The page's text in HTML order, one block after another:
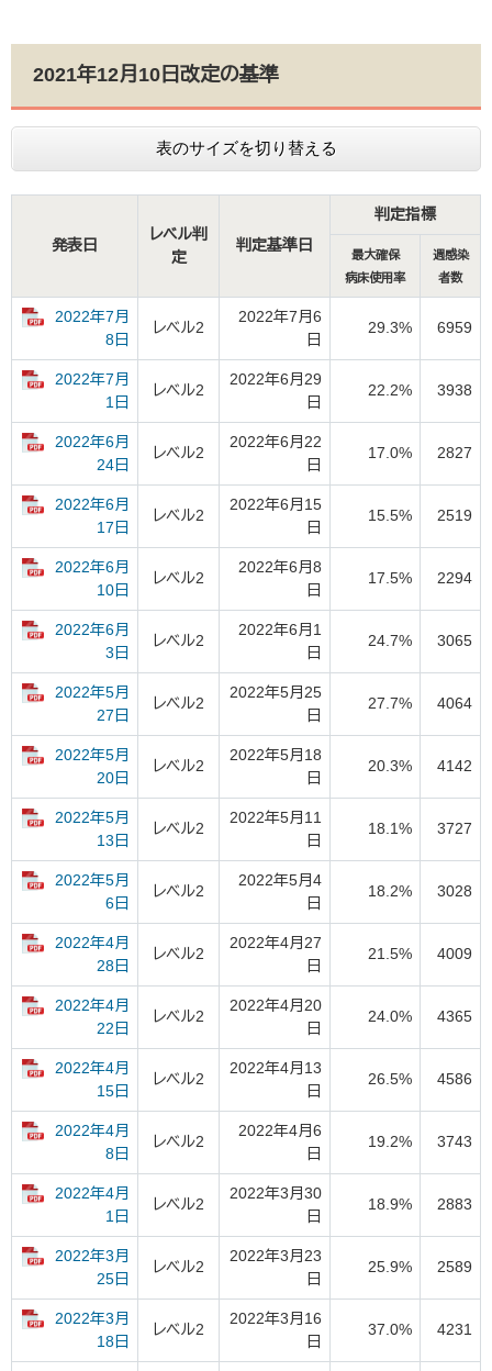
2021年12月10日改定の基準
表のサイズを切り替える
発表日
レベル判
定
判定基準日
判定指標
最大確保
病床使用率
週感染
者数
2022年7月
8日
レベル2
2022年7月6
日
29.3% 6959
2022年7月
1日
レベル2
2022年6月29
日
22.2% 3938
2022年6月
24日
レベル2
2022年6月22
日
17.0% 2827
2022年6月
17日
レベル2
2022年6月15
日
15.5% 2519
2022年6月
10日
レベル2
2022年6月8
日
17.5% 2294
2022年6月
3日
レベル2
2022年6月1
日
24.7% 3065
2022年5月
27日
レベル2
2022年5月25
日
27.7% 4064
2022年5月
20日
レベル2
2022年5月18
日
20.3% 4142
2022年5月
13日
レベル2
2022年5月11
日
18.1% 3727
2022年5月
6日
レベル2
2022年5月4
日
18.2% 3028
2022年4月
28日
レベル2
2022年4月27
日
21.5% 4009
2022年4月
22日
レベル2
2022年4月20
日
24.0% 4365
2022年4月
15日
レベル2
2022年4月13
日
26.5% 4586
2022年4月
8日
レベル2
2022年4月6
日
19.2% 3743
2022年4月
1日
レベル2
2022年3月30
日
18.9% 2883
2022年3月
25日
レベル2
2022年3月23
日
25.9% 2589
2022年3月
18日
レベル2
2022年3月16
日
37.0% 4231